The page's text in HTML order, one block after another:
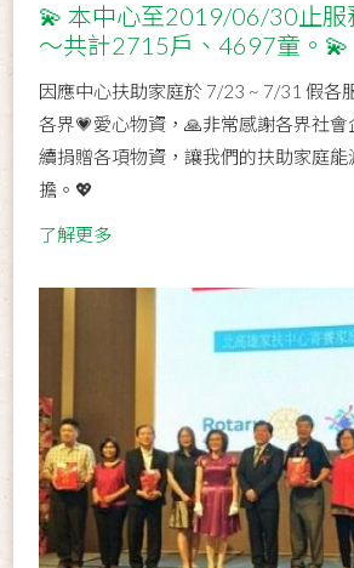
💫 本中心至2019/06/30止服
～共計2715戶、4697童。💫
因應中心扶助家庭於 7/23 ~ 7/31 假各
各界💗愛心物資，🙏非常感謝各界社
續捐贈各項物資，讓我們的扶助家庭能
擔。💖
了解更多